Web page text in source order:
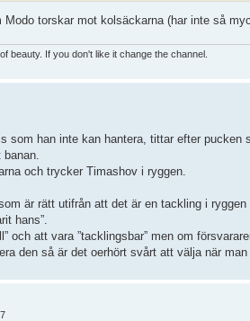
torskar mot kolsäckarna (har inte så
beauty. If you don't like it change the channel.
som han inte kan hantera, tittar efter
och trycker Timashov i ryggen.
är rätt utifrån att det är en tackling i
hans”.
och att vara ”tacklingsbar” men om
den så är det oerhört svårt att välja när